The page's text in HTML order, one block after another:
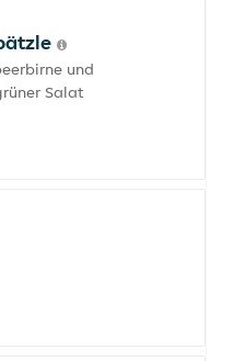
und
Salat